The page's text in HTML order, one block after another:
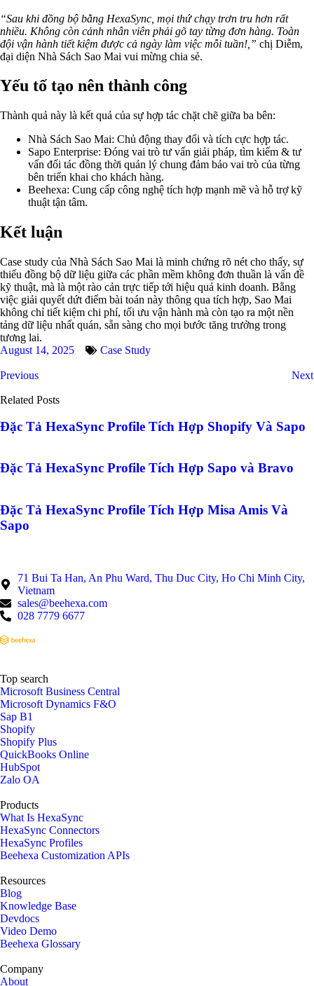
“Sau khi đồng bộ bằng HexaSync, mọi thứ chạy trơn tru hơn rất
nhiều. Không còn cảnh nhân viên phải gõ tay từng đơn hàng. Toàn
đội vận hành tiết kiệm được cả ngày làm việc mỗi tuần!,” chị Diễm,
đại diện Nhà Sách Sao Mai vui mừng chia sẻ.
Yếu tố tạo nên thành công
Thành quả này là kết quả của sự hợp tác chặt chẽ giữa ba bên:
Nhà Sách Sao Mai: Chủ động thay đổi và tích cực hợp tác.
Sapo Enterprise: Đóng vai trò tư vấn giải pháp, tìm kiếm & tư
vấn đối tác đồng thời quản lý chung đảm bảo vai trò của từng
bên triển khai cho khách hàng.
Beehexa: Cung cấp công nghệ tích hợp mạnh mẽ và hỗ trợ kỹ
thuật tận tâm.
Kết luận
Case study của Nhà Sách Sao Mai là minh chứng rõ nét cho thấy, sự
thiếu đồng bộ dữ liệu giữa các phần mềm không đơn thuần là vấn đề
kỹ thuật, mà là một rào cản trực tiếp tới hiệu quả kinh doanh. Bằng
việc giải quyết dứt điểm bài toán này thông qua tích hợp, Sao Mai
không chỉ tiết kiệm chi phí, tối ưu vận hành mà còn tạo ra một nền
tảng dữ liệu nhất quán, sẵn sàng cho mọi bước tăng trưởng trong
tương lai.
August 14, 2025
Case Study
Previous Next
Related Posts
Đặc Tả HexaSync Profile Tích Hợp Shopify Và Sapo
Đặc Tả HexaSync Profile Tích Hợp Sapo và Bravo
Đặc Tả HexaSync Profile Tích Hợp Misa Amis Và
Sapo
71 Bui Ta Han, An Phu Ward, Thu Duc City, Ho Chi Minh City,
Vietnam
sales@beehexa.com
028 7779 6677
Top search
Microsoft Business Central
Microsoft Dynamics F&O
Sap B1
Shopify
Shopify Plus
QuickBooks Online
HubSpot
Zalo OA
Products
What Is HexaSync
HexaSync Connectors
HexaSync Profiles
Beehexa Customization APIs
Resources
Blog
Knowledge Base
Devdocs
Video Demo
Beehexa Glossary
Company
About